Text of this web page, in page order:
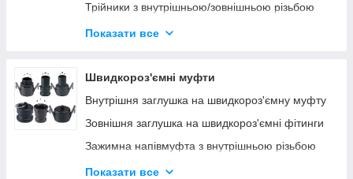
Трійники з внутрішньою/зовнішньою різьбою
Трійники з внутрішньою різьбою
Фітинги V-подібні
Показати все
Швидкороз'ємні муфти
Внутрішня заглушка на швидкороз'ємну муфту
Зовнішня заглушка на швидкороз'ємні фітинги
Зажимна напівмуфта з внутрішньою різьбою
Зажимна напівмуфта із зовнішньою різьбою
Показати все